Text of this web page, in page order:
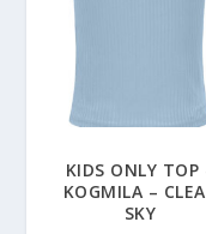
KIDS ONLY TOP
KOGMILA –
SKY